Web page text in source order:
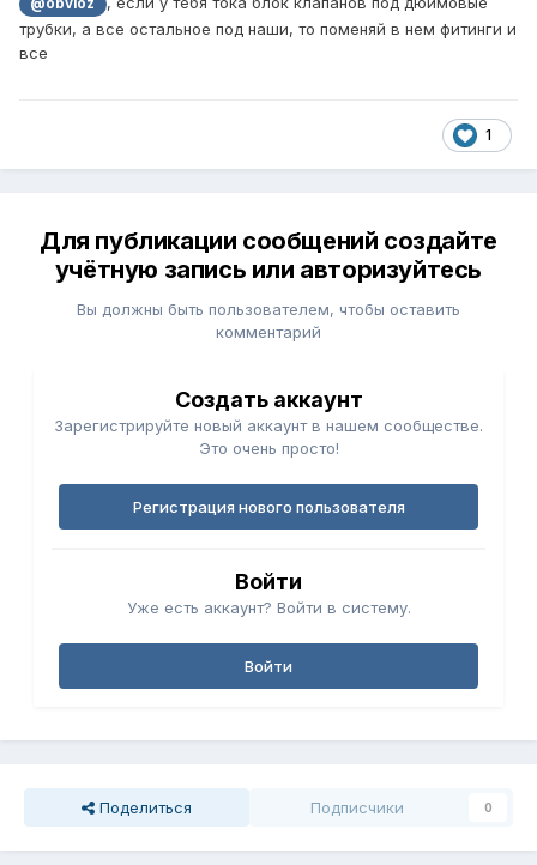
@obvioz
трубки, а все остальное под наши, то поменяй в нем фитинги и
все
1
Для публикации сообщений создайте
учётную запись или авторизуйтесь
Вы должны быть пользователем, чтобы оставить
комментарий
Создать аккаунт
Зарегистрируйте новый аккаунт в нашем сообществе.
Это очень просто!
Регистрация нового пользователя
Войти
Уже есть аккаунт? Войти в систему.
Войти
Поделиться Подписчики 0